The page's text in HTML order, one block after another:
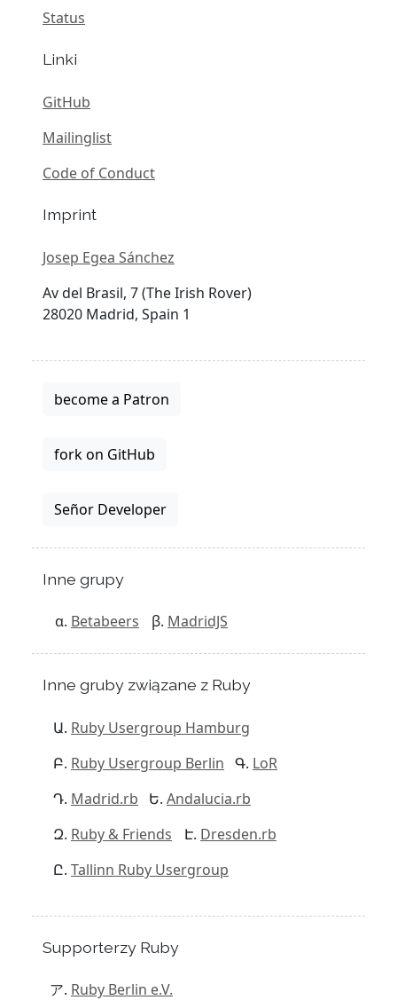
Status
Linki
GitHub
Mailinglist
Code of Conduct
Imprint
Josep Egea Sánchez
Av del Brasil, 7 (The Irish Rover)
28020 Madrid, Spain 1
become a Patron
fork on GitHub
Señor Developer
Inne grupy
Betabeers MadridJS
Inne gruby związane z Ruby
Ruby Usergroup Hamburg
Ruby Usergroup Berlin
LoR
Madrid.rb
Andalucia.rb
Ruby & Friends
Dresden.rb
Tallinn Ruby Usergroup
Supporterzy Ruby
Ruby Berlin e.V.